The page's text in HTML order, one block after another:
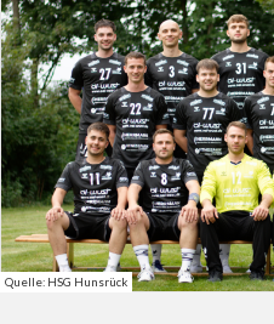
Quelle: HSG Hunsrück